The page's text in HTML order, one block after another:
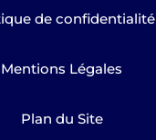
de confidentialité
Mentions Légales
Plan du Site